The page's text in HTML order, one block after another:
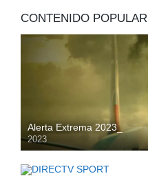
CONTENIDO POPULAR
Alerta Extrema 2023_
2023
HD